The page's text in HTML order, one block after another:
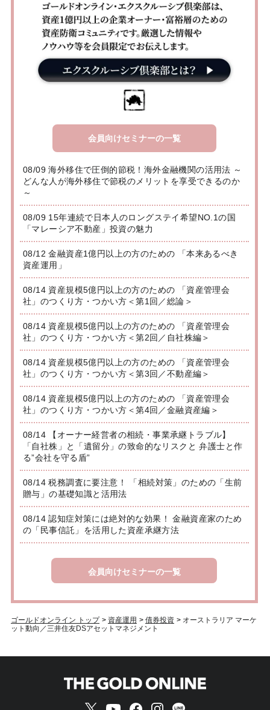
会員向けセミナーの一覧
08/09 海外移住で圧倒的節税！海外金融機関の活用法 ～
どんな人が海外移住で節税のメリットを享受できるのか
～
08/09 15年連続で日本人のロングステイ希望NO.1の国
「マレーシア不動産」投資の魅力
08/12 金融資産1億円以上の方のための 「本来あるべき
資産運用」
08/14 資産規模5億円以上の方のための 「資産管理会
社」のつくり方・つかい方＜第1回／総論＞
08/14 資産規模5億円以上の方のための 「資産管理会
社」のつくり方・つかい方＜第2回／自社株編＞
08/14 資産規模5億円以上の方のための 「資産管理会
社」のつくり方・つかい方＜第3回／不動産編＞
08/14 資産規模5億円以上の方のための 「資産管理会
社」のつくり方・つかい方＜第4回／金融資産編＞
08/14 【オーナー経営者の相続・事業承継トラブル】
「自社株」と「遺留分」の致命的なリスクと 弁護士と作
る”会社を守る盾”
08/14 税務調査に要注意！ 「相続対策」のための「生前
贈与」の基礎知識と活用法
08/14 認知症対策には絶対的な効果！ 金融資産家のため
の「民事信託」を活用した資産承継方法
会員向けセミナーの一覧
ゴールドオンライン トップ > 資産運用 > 債券投資 > オーストラリア マーケ
ット動向／三井住友DSアセットマネジメント